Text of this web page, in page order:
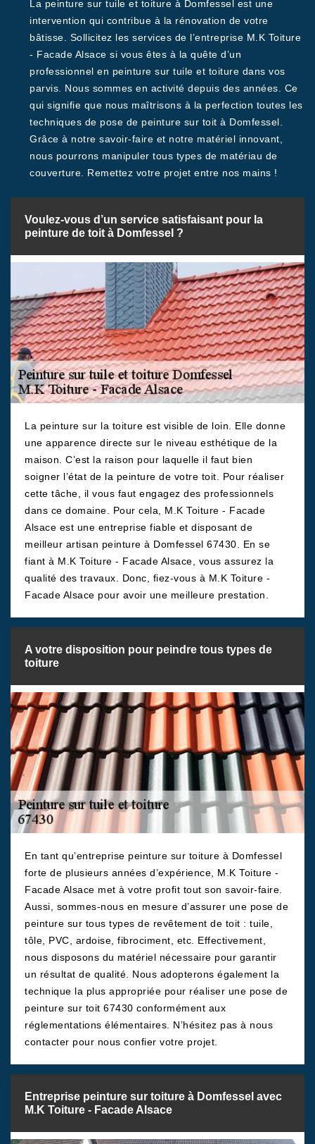
La peinture sur tuile et toiture à Domfessel est une
intervention qui contribue à la rénovation de votre
bâtisse. Sollicitez les services de l’entreprise M.K Toiture
- Facade Alsace si vous êtes à la quête d’un
professionnel en peinture sur tuile et toiture dans vos
parvis. Nous sommes en activité depuis des années. Ce
qui signifie que nous maîtrisons à la perfection toutes les
techniques de pose de peinture sur toit à Domfessel.
Grâce à notre savoir-faire et notre matériel innovant,
nous pourrons manipuler tous types de matériau de
couverture. Remettez votre projet entre nos mains !
Voulez-vous d’un service satisfaisant pour la
peinture de toit à Domfessel ?
La peinture sur la toiture est visible de loin. Elle donne
une apparence directe sur le niveau esthétique de la
maison. C’est la raison pour laquelle il faut bien
soigner l’état de la peinture de votre toit. Pour réaliser
cette tâche, il vous faut engagez des professionnels
dans ce domaine. Pour cela, M.K Toiture - Facade
Alsace est une entreprise fiable et disposant de
meilleur artisan peinture à Domfessel 67430. En se
fiant à M.K Toiture - Facade Alsace, vous assurez la
qualité des travaux. Donc, fiez-vous à M.K Toiture -
Facade Alsace pour avoir une meilleure prestation.
A votre disposition pour peindre tous types de
toiture
En tant qu’entreprise peinture sur toiture à Domfessel
forte de plusieurs années d’expérience, M.K Toiture -
Facade Alsace met à votre profit tout son savoir-faire.
Aussi, sommes-nous en mesure d’assurer une pose de
peinture sur tous types de revêtement de toit : tuile,
tôle, PVC, ardoise, fibrociment, etc. Effectivement,
nous disposons du matériel nécessaire pour garantir
un résultat de qualité. Nous adopterons également la
technique la plus appropriée pour réaliser une pose de
peinture sur toit 67430 conformément aux
réglementations élémentaires. N’hésitez pas à nous
contacter pour nous confier votre projet.
Entreprise peinture sur toiture à Domfessel avec
M.K Toiture - Facade Alsace